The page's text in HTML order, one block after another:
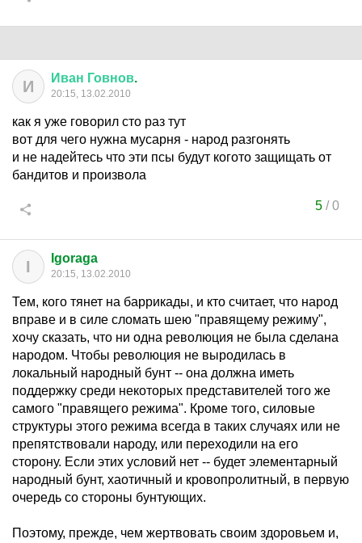
И Иван Говнов.
20:15, 13.02.2010
как я уже говорил сто раз тут
вот для чего нужна мусарня - народ разгонять
и не надейтесь что эти псы будут когото защищать от
бандитов и произвола
5/0
I Igoraga
20:15, 13.02.2010
Тем, кого тянет на баррикады, и кто считает, что народ
вправе и в силе сломать шею "правящему режиму",
хочу сказать, что ни одна революция не была сделана
народом. Чтобы революция не выродилась в
локальный народный бунт -- она должна иметь
поддержку среди некоторых представителей того же
самого "правящего режима". Кроме того, силовые
структуры этого режима всегда в таких случаях или не
препятствовали народу, или переходили на его
сторону. Если этих условий нет -- будет элементарный
народный бунт, хаотичный и кровопролитный, в первую
очередь со стороны бунтующих.
Поэтому, прежде, чем жертвовать своим здоровьем и,